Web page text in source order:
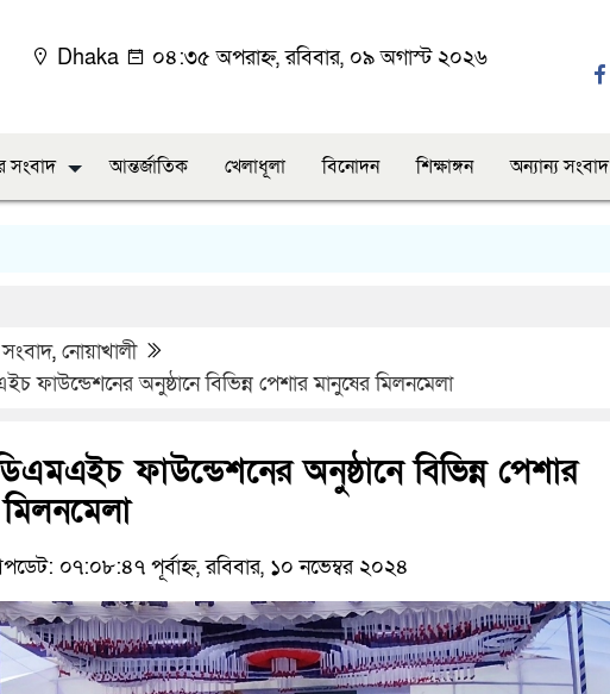
Dhaka ০৪:৩৫ অপরাহ্ন, রবিবার, ০৯ অগাস্ট ২০২৬
সংবাদ আন্তর্জাতিক খেলাধূলা বিনোদন শিক্ষাঙ্গন অন্যান্য সংবাদ
, নোয়াখালী
ফাউন্ডেশনের অনুষ্ঠানে বিভিন্ন পেশার মানুষের মিলনমেলা
ফাউন্ডেশনের অনুষ্ঠানে বিভিন্ন পেশার
০৭:০৮:৪৭ পূর্বাহ্ন, রবিবার, ১০ নভেম্বর ২০২৪